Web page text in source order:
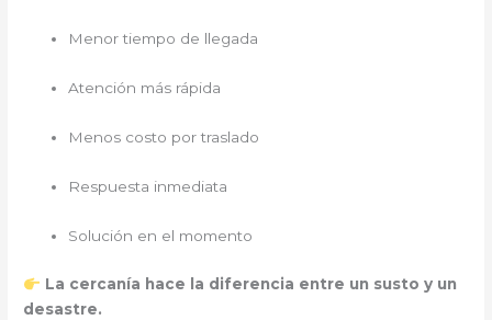
Menor tiempo de llegada
Atención más rápida
Menos costo por traslado
Respuesta inmediata
Solución en el momento
La cercanía hace la diferencia entre un susto y un
desastre.